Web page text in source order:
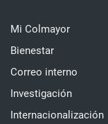
Mi Colmayor
Bienestar
Correo interno
Investigación
Internacionalización